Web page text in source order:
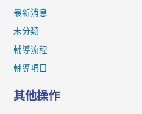
最新消息
未分類
輔導流程
輔導項目
其他操作